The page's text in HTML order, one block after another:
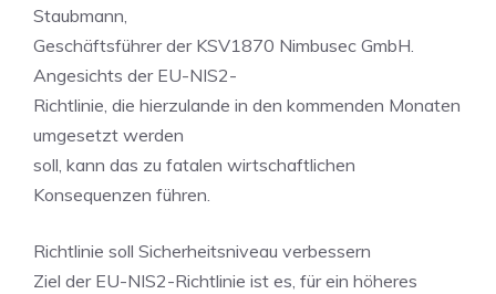
Staubmann,
Geschäftsführer der KSV1870 Nimbusec GmbH.
Angesichts der EU-NIS2-
Richtlinie, die hierzulande in den kommenden Monaten
umgesetzt werden
soll, kann das zu fatalen wirtschaftlichen
Konsequenzen führen.
Richtlinie soll Sicherheitsniveau verbessern
Ziel der EU-NIS2-Richtlinie ist es, für ein höheres